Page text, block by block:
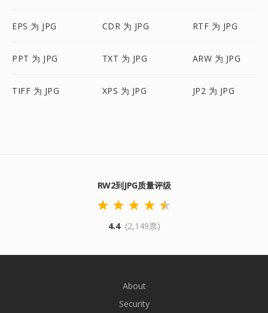
EPS 为 JPG CDR 为 JPG RTF 为 JPG
PPT 为 JPG TXT 为 JPG ARW 为 JPG
TIFF 为 JPG XPS 为 JPG JP2 为 JPG
RW2到JPG质量评级
4.4 (2,149票)
About
Security